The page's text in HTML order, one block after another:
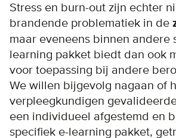
Stress en burn-out zijn echter
brandende problematiek in de
maar eveneens binnen andere
learning pakket biedt dan ook
voor toepassing bij andere
We willen bijgevolg nagaan of
verpleegkundigen
een individueel afgestemd en
specifiek e-learning pakket,